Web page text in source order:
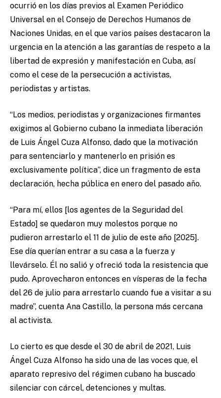
ocurrió en los días previos al Examen Periódico
Universal en el Consejo de Derechos Humanos de
Naciones Unidas, en el que varios países destacaron la
urgencia en la atención a las garantías de respeto a la
libertad de expresión y manifestación en Cuba, así
como el cese de la persecución a activistas,
periodistas y artistas.
“Los medios, periodistas y organizaciones firmantes
exigimos al Gobierno cubano la inmediata liberación
de Luis Ángel Cuza Alfonso, dado que la motivación
para sentenciarlo y mantenerlo en prisión es
exclusivamente política”, dice un fragmento de esta
declaración, hecha pública en enero del pasado año.
“Para mí, ellos [los agentes de la Seguridad del
Estado] se quedaron muy molestos porque no
pudieron arrestarlo el 11 de julio de este año [2025].
Ese día querían entrar a su casa a la fuerza y
llevárselo. Él no salió y ofreció toda la resistencia que
pudo. Aprovecharon entonces en vísperas de la fecha
del 26 de julio para arrestarlo cuando fue a visitar a su
madre”, cuenta Ana Castillo, la persona más cercana
al activista.
Lo cierto es que desde el 30 de abril de 2021, Luis
Ángel Cuza Alfonso ha sido una de las voces que, el
aparato represivo del régimen cubano ha buscado
silenciar con cárcel, detenciones y multas.